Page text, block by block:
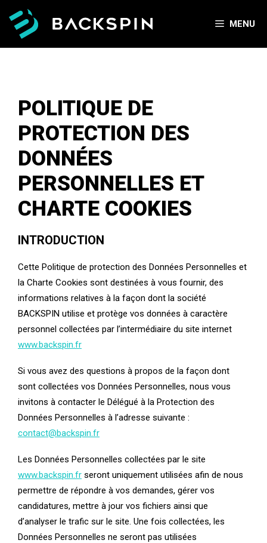
contenu
MENU
POLITIQUE DE
PROTECTION DES
DONNÉES
PERSONNELLES ET
CHARTE COOKIES
INTRODUCTION
Cette Politique de protection des Données Personnelles et
la Charte Cookies sont destinées à vous fournir, des
informations relatives à la façon dont la société
BACKSPIN utilise et protège vos données à caractère
personnel collectées par l’intermédiaire du site internet
www.backspin.fr
Si vous avez des questions à propos de la façon dont
sont collectées vos Données Personnelles, nous vous
invitons à contacter le Délégué à la Protection des
Données Personnelles à l’adresse suivante :
contact@backspin.fr
Les Données Personnelles collectées par le site
www.backspin.fr seront uniquement utilisées afin de nous
permettre de répondre à vos demandes, gérer vos
candidatures, mettre à jour vos fichiers ainsi que
d’analyser le trafic sur le site. Une fois collectées, les
Données Personnelles ne seront pas utilisées